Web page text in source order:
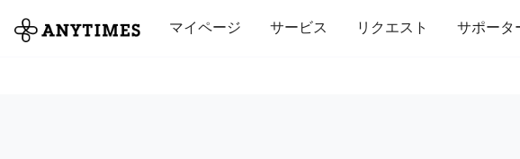
マイページ サービス リクエスト サポータ
全て 修理・組立 家事 引っ越し インテリア